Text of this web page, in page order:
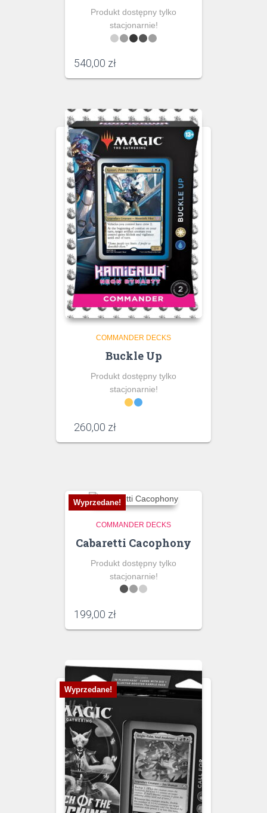
Produkt dostępny tylko
stacjonarnie!
540,00 zł
COMMANDER DECKS
Buckle Up
Produkt dostępny tylko
stacjonarnie!
260,00 zł
Wyprzedane!
COMMANDER DECKS
Cabaretti Cacophony
Produkt dostępny tylko
stacjonarnie!
199,00 zł
Wyprzedane!